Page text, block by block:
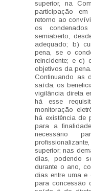
superior, na
participação
retorno ao
os
semiaberto,
adequado; b)
pena, se o
reincidente; e c)
objetivos da pena.
Continuando as
saída, os
vigilância direta
há esse
monitoração
há existência de
para a
necessário
superior; nas
dias, podendo
durante o ano,
dias entre uma e
para concessão